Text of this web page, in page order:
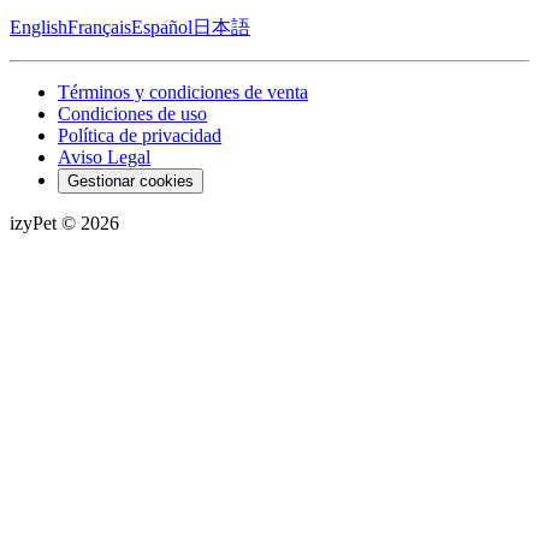
EnglishFrançaisEspañol日本語
Términos y condiciones de venta
Condiciones de uso
Política de privacidad
Aviso Legal
Gestionar cookies
izyPet © 2026